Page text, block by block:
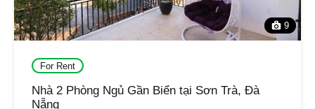
9
For Rent
Nhà 2 Phòng Ngủ Gần Biển tại Sơn Trà, Đà
Nẵng